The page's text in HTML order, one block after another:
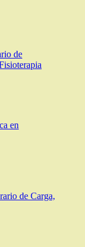
de
en
de Carga,